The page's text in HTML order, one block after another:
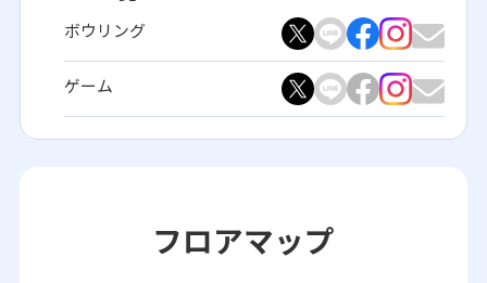
ボウリング
ゲーム
フロアマップ